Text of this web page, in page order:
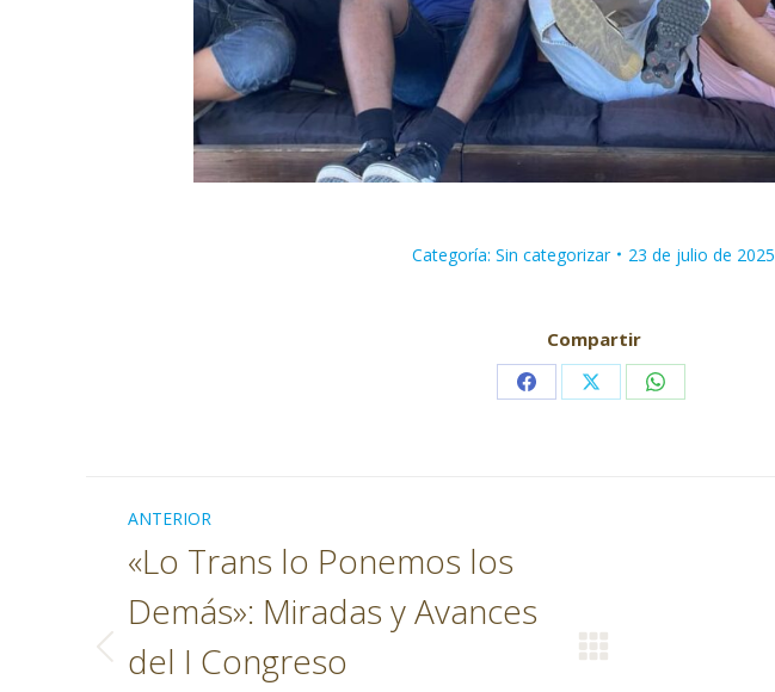
Categoría: Sin categorizar 23 de julio de 2025
Compartir
Share Share Share
Navegación
entre
publicaciones
ANTERIOR
Publicación
anterior:
«Lo Trans lo Ponemos los
Demás»: Miradas y Avances
del I Congreso